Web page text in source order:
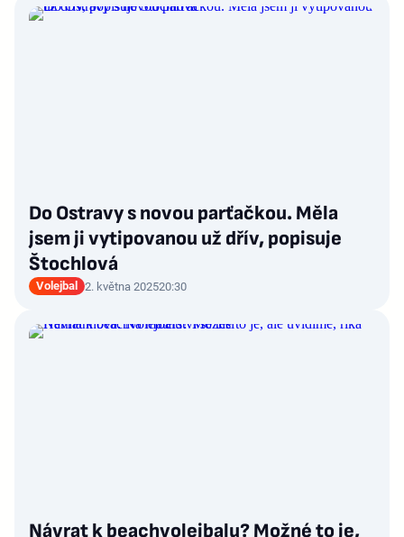
Do Ostravy s novou parťačkou. Měla
jsem ji vytipovanou už dřív, popisuje
Štochlová
Volejbal 2. května 202520:30
Návrat k beachvolejbalu? Možné to je,